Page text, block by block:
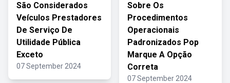
São Considerados
Veículos Prestadores
De Serviço De
Utilidade Pública
Exceto
07 September 2024
Sobre Os
Procedimentos
Operacionais
Padronizados Pop
Marque A Opção
Correta
07 September 2024